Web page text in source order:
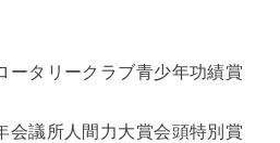
タリークラブ青少年功績賞
議所人間力大賞会頭特別賞